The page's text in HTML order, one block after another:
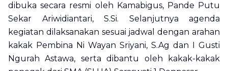
dibuka secara resmi oleh Kamabigus, Pande Putu
Sekar Ariwidiantari, S.Si. Selanjutnya agenda
kegiatan dilaksanakan sesuai jadwal dengan arahan
kakak Pembina Ni Wayan Sriyani, S.Ag dan I Gusti
Ngurah Astawa, serta dibantu oleh kakak-kakak